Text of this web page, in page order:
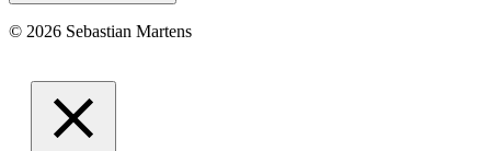
© 2026 Sebastian Martens